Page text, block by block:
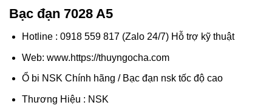
Bạc đạn 7028 A5
Hotline : 0918 559 817 (Zalo 24/7) Hỗ trợ kỹ thuật
Web: www.https://thuyngocha.com
Ổ bi NSK Chính hãng / Bạc đạn nsk tốc độ cao
Thương Hiệu : NSK